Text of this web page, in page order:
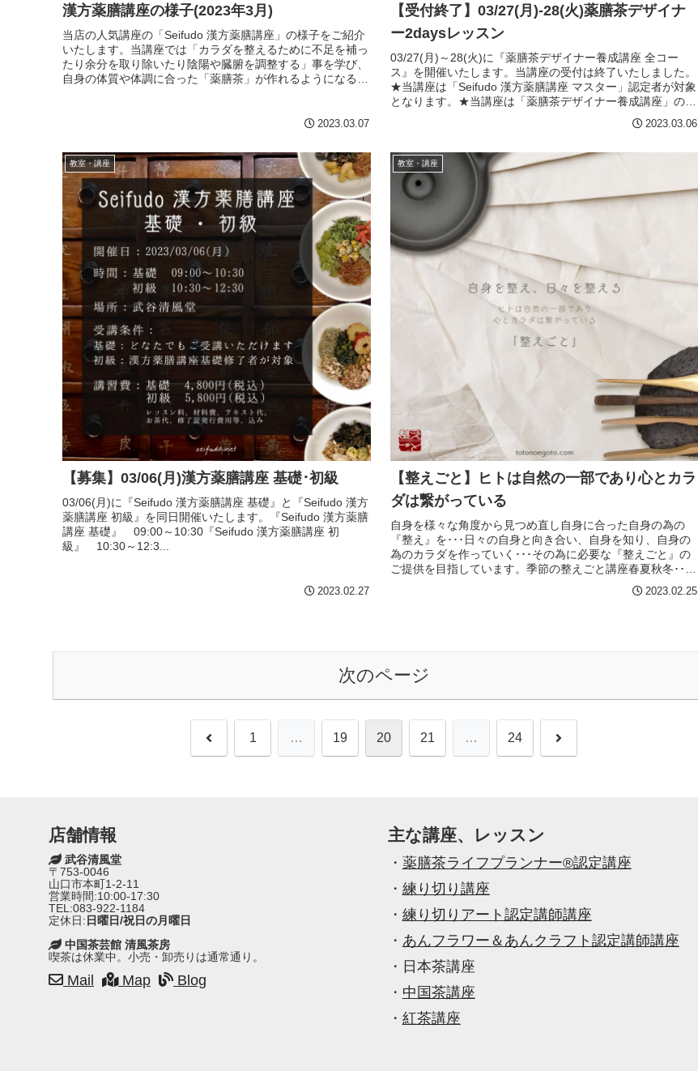
漢方薬膳講座の様子(2023年3月)
当店の人気講座の「Seifudo 漢方薬膳講座」の様子をご紹介
いたします。当講座では「カラダを整えるために不足を補っ
たり余分を取り除いたり陰陽や臓腑を調整する」事を学び、
自身の体質や体調に合った「薬膳茶」が作れるようになるこ
2023.03.07
【受付終了】03/27(月)-28(火)薬膳茶デザイナ
ー2daysレッスン
03/27(月)～28(火)に『薬膳茶デザイナー養成講座 全コー
ス』を開催いたします。当講座の受付は終了いたしました。
★当講座は「Seifudo 漢方薬膳講座 マスター」認定者が対象
となります。★当講座は「薬膳茶デザイナー養成講座」の初
2023.03.06
教室・講座
【募集】03/06(月)漢方薬膳講座 基礎･初級
03/06(月)に『Seifudo 漢方薬膳講座 基礎』と『Seifudo 漢方
薬膳講座 初級』を同日開催いたします。『Seifudo 漢方薬膳
講座 基礎』 09:00～10:30『Seifudo 漢方薬膳講座 初
級』 10:30～12:3...
2023.02.27
教室・講座
【整えごと】ヒトは自然の一部であり心とカラ
ダは繋がっている
自身を様々な角度から見つめ直し自身に合った自身の為の
『整え』を･･･日々の自身と向き合い、自身を知り、自身の
為のカラダを作っていく･･･その為に必要な『整えごと』の
ご提供を目指しています。季節の整えごと講座春夏秋冬･･･
2023.02.25
次のページ
前 1 … 19 20 21 … 24 次
店舗情報
武谷清風堂
〒753-0046
山口市本町1-2-11
営業時間:10:00-17:30
TEL:083-922-1184
定休日: 日曜日/祝日の月曜日
中国茶芸館 清風茶房
喫茶は休業中。小売・卸売りは通常通り。
Mail Map Blog
主な講座、レッスン
・ 薬膳茶ライフプランナー®認定講座
・ 練り切り講座
・ 練り切りアート認定講師講座
・ あんフラワー＆あんクラフト認定講師講座
・ 日本茶講座
・ 中国茶講座
・ 紅茶講座